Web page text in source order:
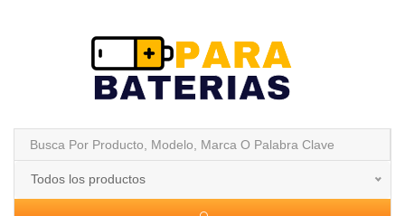
Todos los productos